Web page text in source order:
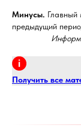
Минусы.
предыдущий
Получить все